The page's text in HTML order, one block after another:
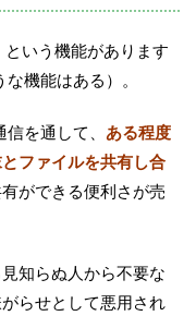
という機能があります
機能はある）。
を通して、 ある程度
ファイルを共有し合
ができる便利さが売
知らぬ人から不要な
らせとして悪用され